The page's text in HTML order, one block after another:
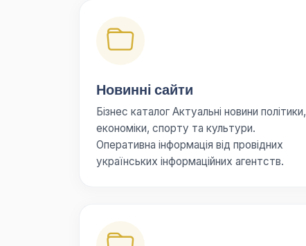
Новинні сайти
Бізнес каталог Актуальні новини політики,
економіки, спорту та культури.
Оперативна інформація від провідних
українських інформаційних агентств.